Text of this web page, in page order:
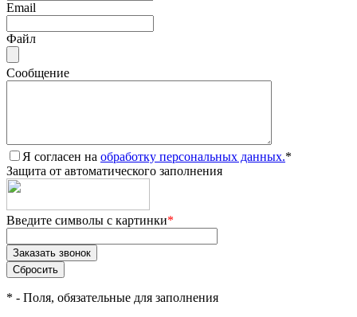
Email
Файл
Сообщение
Я согласен на обработку персональных данных.*
Защита от автоматического заполнения
Введите символы с картинки*
* - Поля, обязательные для заполнения